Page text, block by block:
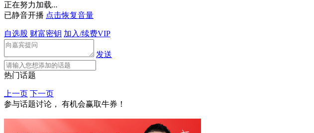
正在努力加载...
已静音开播 点击恢复音量
自选股 财富密钥 加入/续费VIP
发送
热门话题
上一页 下一页
参与话题讨论， 有机会赢取牛券！